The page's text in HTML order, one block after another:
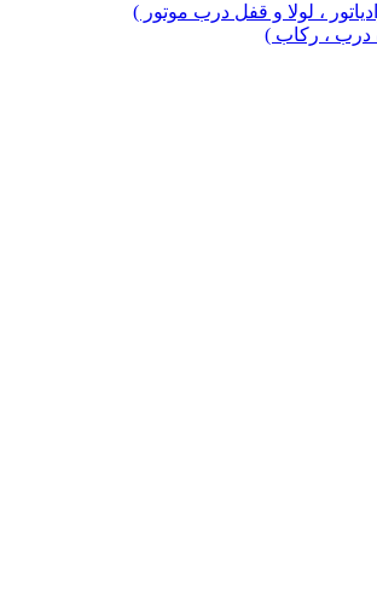
، لولا و قفل درب موتور )
درب ، رکاب )